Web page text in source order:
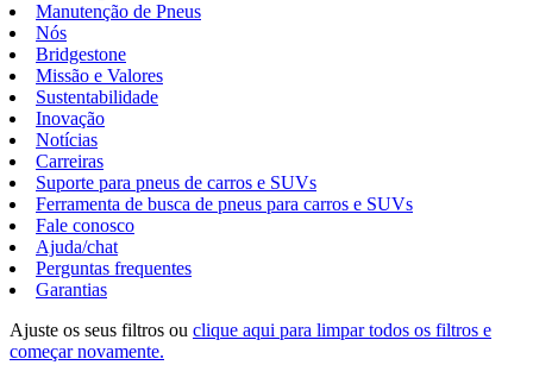
Manutenção de Pneus
Nós
Bridgestone
Missão e Valores
Sustentabilidade
Inovação
Notícias
Carreiras
Suporte para pneus de carros e SUVs
Ferramenta de busca de pneus para carros e SUVs
Fale conosco
Ajuda/chat
Perguntas frequentes
Garantias
Ajuste os seus filtros ou clique aqui para limpar todos os filtros e
começar novamente.